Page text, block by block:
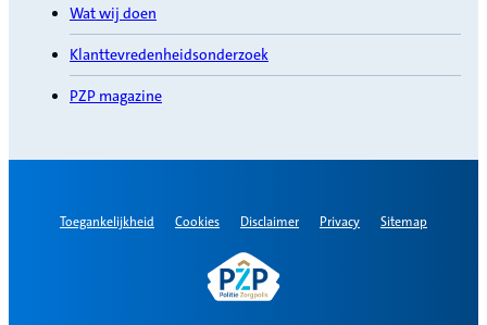
Wat wij doen
Klanttevredenheidsonderzoek
PZP magazine
Toegankelijkheid Cookies Disclaimer Privacy Sitemap